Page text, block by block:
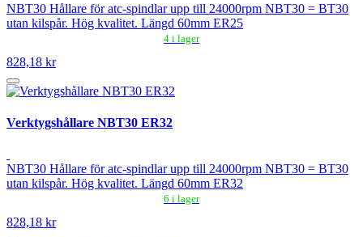
NBT30 Hållare för atc-spindlar upp till 24000rpm NBT30 = BT30
utan kilspår. Hög kvalitet. Längd 60mm ER25
4 i lager
828,18 kr
Verktygshållare NBT30 ER32
NBT30 Hållare för atc-spindlar upp till 24000rpm NBT30 = BT30
utan kilspår. Hög kvalitet. Längd 60mm ER32
6 i lager
828,18 kr